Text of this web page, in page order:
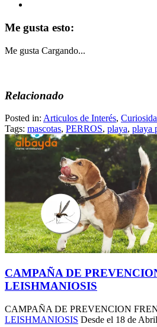
Me gusta esto:
Me gusta Cargando...
Relacionado
Posted in: Articulos de Interés,
Tags: mascotas, PERROS, playa, playa
CAMPAÑA DE
LEISHMANIOSIS
CAMPAÑA DE PREVENCION
LEISHMANIOSIS Desde el 18 de